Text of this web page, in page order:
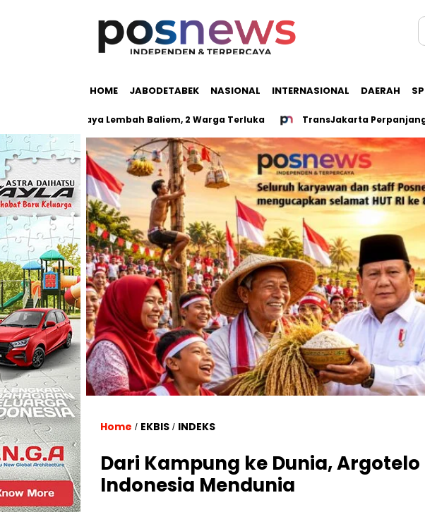
HOME JABODETABEK NASIONAL INTERNASIONAL DAERAH
Budaya Lembah Baliem, 2 Warga Terluka TransJakarta Perpanjang
Home / EKBIS / INDEKS
Dari Kampung ke Dunia,
Indonesia Mendunia